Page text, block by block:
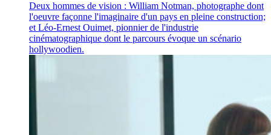
Deux hommes de vision : William Notman, photographe dont
l'oeuvre façonne l'imaginaire d'un pays en pleine construction;
et Léo-Ernest Ouimet, pionnier de l'industrie
cinématographique dont le parcours évoque un scénario
hollywoodien.